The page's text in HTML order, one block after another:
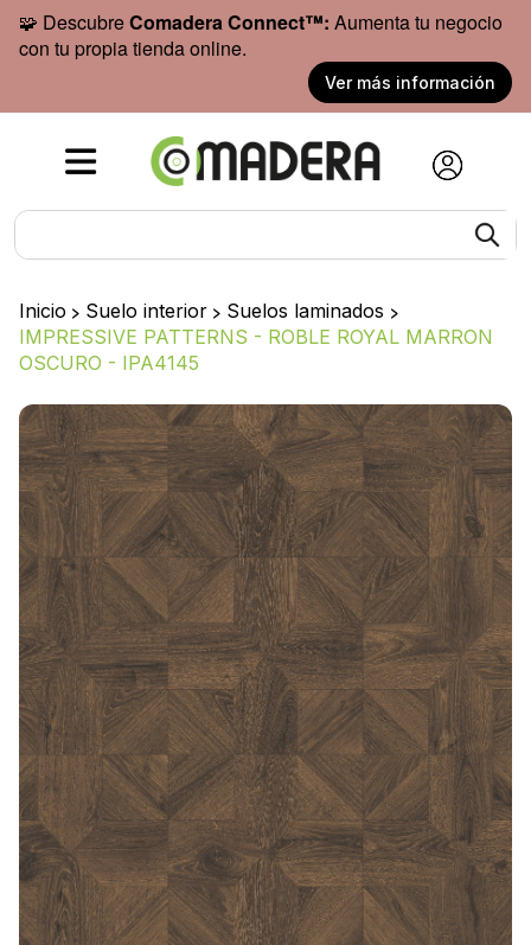
🧩 DescubreComadera Connect™: Aumenta tu negocio
con tu propia tienda online.
Ver más información
Inicio > Suelo interior > Suelos laminados >
IMPRESSIVE PATTERNS - ROBLE ROYAL MARRON
OSCURO - IPA4145